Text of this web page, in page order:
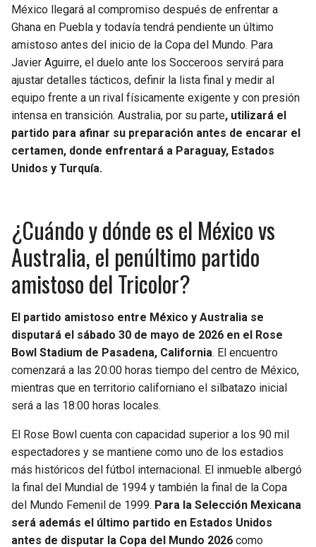
México llegará al compromiso después de enfrentar a
Ghana en Puebla y todavía tendrá pendiente un último
amistoso antes del inicio de la Copa del Mundo. Para
Javier Aguirre, el duelo ante los Socceroos servirá para
ajustar detalles tácticos, definir la lista final y medir al
equipo frente a un rival físicamente exigente y con presión
intensa en transición. Australia, por su parte, utilizará el
partido para afinar su preparación antes de encarar el
certamen, donde enfrentará a Paraguay, Estados
Unidos y Turquía.
¿Cuándo y dónde es el México vs
Australia, el penúltimo partido
amistoso del Tricolor?
El partido amistoso entre México y Australia se
disputará el sábado 30 de mayo de 2026 en el Rose
Bowl Stadium de Pasadena, California. El encuentro
comenzará a las 20:00 horas tiempo del centro de México,
mientras que en territorio californiano el silbatazo inicial
será a las 18:00 horas locales.
El Rose Bowl cuenta con capacidad superior a los 90 mil
espectadores y se mantiene como uno de los estadios
más históricos del fútbol internacional. El inmueble albergó
la final del Mundial de 1994 y también la final de la Copa
del Mundo Femenil de 1999. Para la Selección Mexicana
será además el último partido en Estados Unidos
antes de disputar la Copa del Mundo 2026 como